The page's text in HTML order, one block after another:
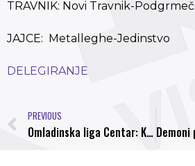
TRAVNIK: Novi Travnik-Podgrmeč
JAJCE: Metalleghe-Jedinstvo
DELEGIRANJE
PREVIOUS
Omladinska liga Centar: Kadeti Mensura Džavitija nakon šest kola na prvom mjestu